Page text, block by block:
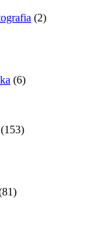
(2)
(6)
(153)